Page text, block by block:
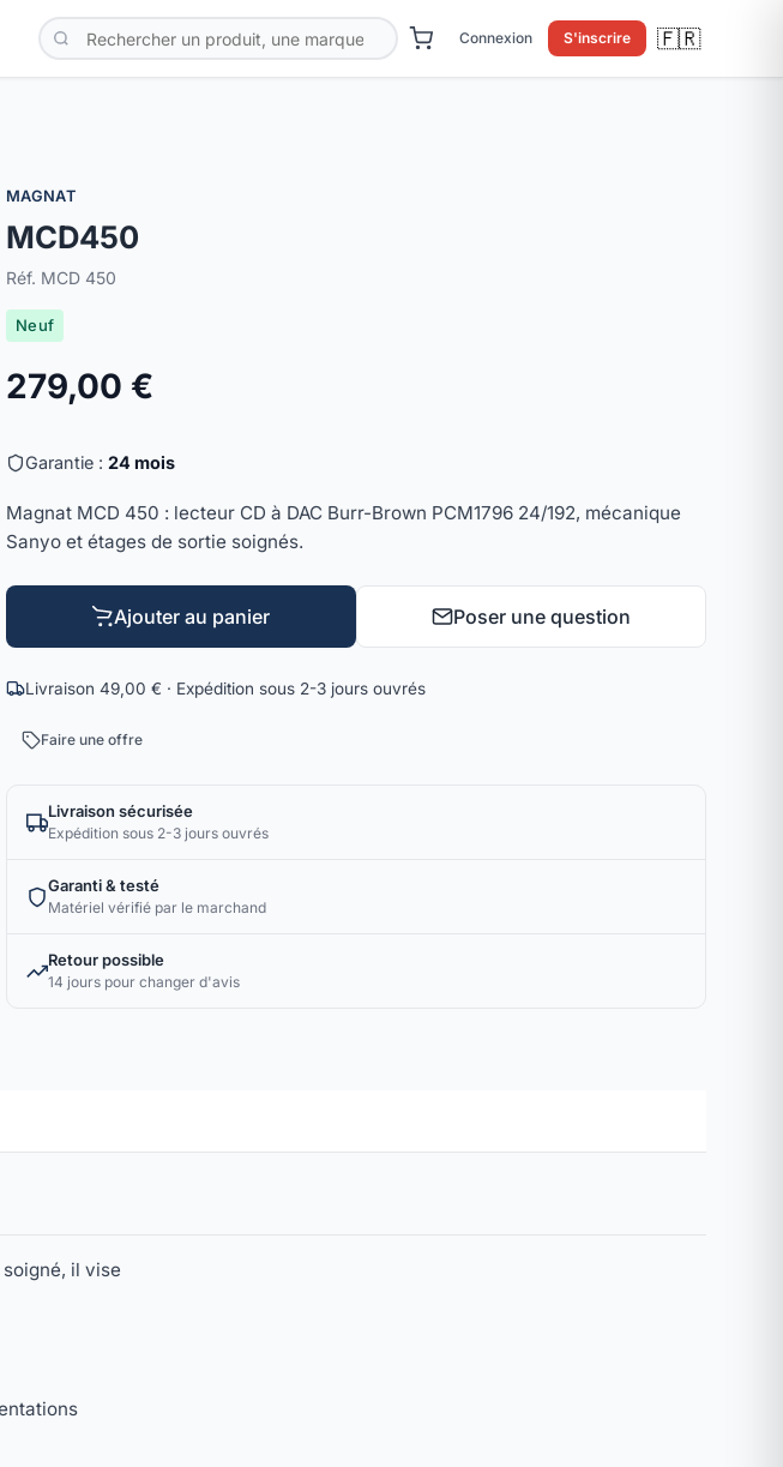
Connexion S'inscrire 🇫🇷
MAGNAT
MCD450
Réf. MCD 450
Neuf
279,00 €
Garantie : 24 mois
Magnat MCD 450 : lecteur CD à DAC Burr-Brown PCM1796 24/192, mécanique
Sanyo et étages de sortie soignés.
Ajouter au panier Poser une question
Livraison 49,00 € · Expédition sous 2-3 jours ouvrés
Faire une offre
Livraison sécurisée
Expédition sous 2-3 jours ouvrés
Garanti & testé
Matériel vérifié par le marchand
Retour possible
14 jours pour changer d'avis
il vise